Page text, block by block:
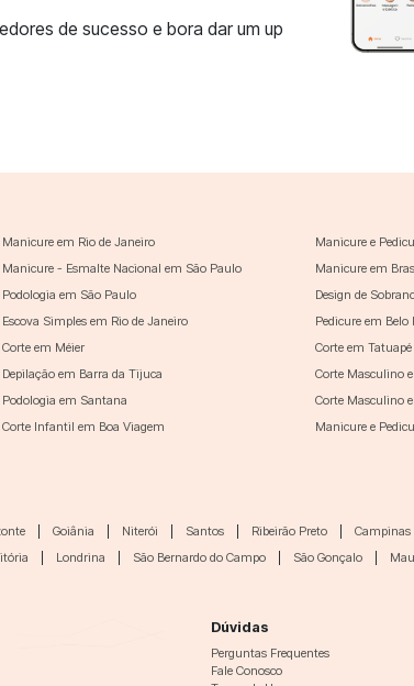
de sucesso e bora dar um up
Manicure em Rio de Janeiro Manicure e
Manicure - Esmalte Nacional em São Paulo Manicure em
Podologia em São Paulo Design de
Escova Simples em Rio de Janeiro Pedicure em
Corte em Méier Corte em Tatuapé
Depilação em Barra da Tijuca Corte Masculino
Podologia em Santana Corte Masculino
Corte Infantil em Boa Viagem Manicure e
Goiânia Niterói Santos Ribeirão Preto Campinas
Londrina São Bernardo do Campo São Gonçalo
Dúvidas
Perguntas Frequentes
Fale Conosco